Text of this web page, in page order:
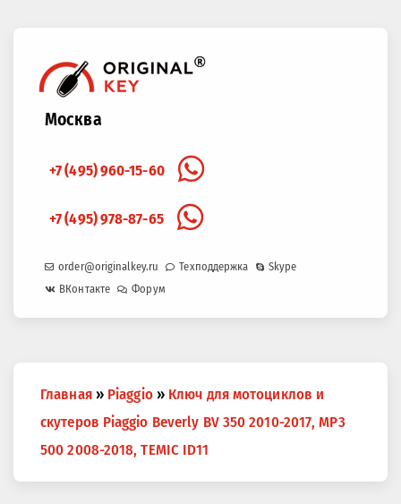
Москва
+7 (495) 960-15-60
+7 (495) 978-87-65
order@originalkey.ru Техподдержка
Skype
ВКонтакте
Форум
здесь
Главная » Piaggio » Ключ для мотоциклов и
скутеров Piaggio Beverly BV 350 2010-2017, MP3
500 2008-2018, TEMIC ID11